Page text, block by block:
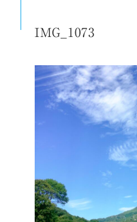
IMG_1073